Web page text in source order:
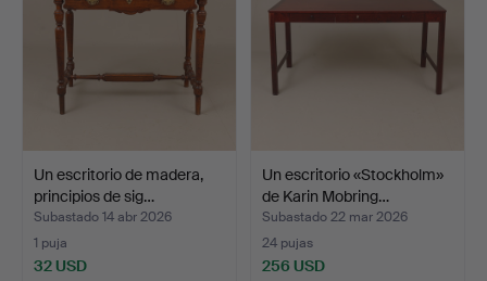
Un escritorio de madera,
principios de sig…
Subastado 14 abr 2026
1 puja
32 USD
Un escritorio «Stockholm»
de Karin Mobring…
Subastado 22 mar 2026
24 pujas
256 USD